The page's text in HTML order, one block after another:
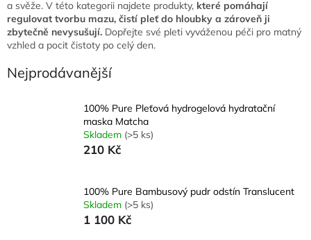
a svěže. V této kategorii najdete produkty, které pomáhají
regulovat tvorbu mazu, čistí pleť do hloubky a zároveň ji
zbytečně nevysušují. Dopřejte své pleti vyváženou péči pro matný
vzhled a pocit čistoty po celý den.
Nejprodávanější
100% Pure Pleťová hydrogelová hydratační
maska Matcha
Skladem (>5 ks)
210 Kč
100% Pure Bambusový pudr odstín Translucent
Skladem (>5 ks)
1 100 Kč